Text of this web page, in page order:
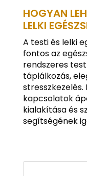
HOGYAN
LELKI
A testi és lelki
fontos az
rendszeres
táplálkozás,
kapcsolatok
kialakítása és
segítségének